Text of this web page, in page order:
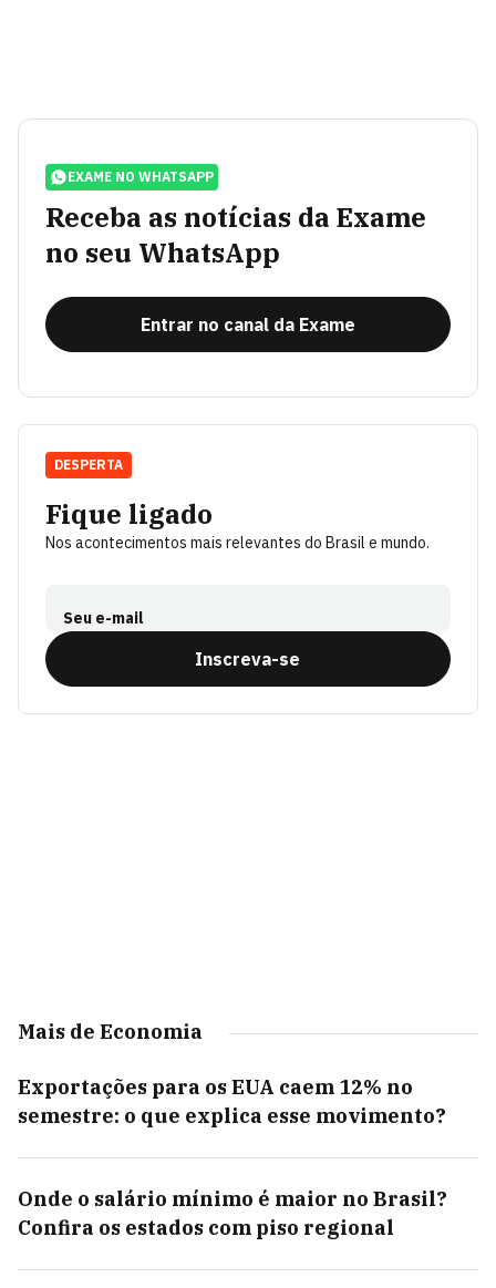
EXAME NO WHATSAPP
Receba as notícias da Exame
no seu WhatsApp
Entrar no canal da Exame
Fique ligado
Nos acontecimentos mais relevantes do Brasil e mundo.
Seu e-mail
Inscreva-se
DESPERTA
Mais de Economia
Exportações para os EUA caem 12% no
semestre: o que explica esse movimento?
Onde o salário mínimo é maior no Brasil?
Confira os estados com piso regional